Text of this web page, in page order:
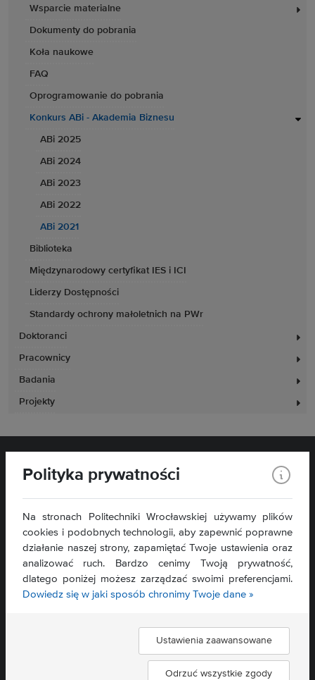
Wsparcie materialne
Dokumenty do pobrania
Koła naukowe
FAQ
Oprogramowanie do pobrania
Konkurs ABi - Akademia Biznesu
ABi 2025
ABi 2024
ABi 2023
ABi 2022
ABi 2021
Biblioteka
Międzynarodowy certyfikat IES i ICI
Liderzy Dostępności
Standardy ochrony małoletnich na PWr
Doktoranci
Pracownicy
Badania
Projekty
Wydział Zarządzania
50-371 Wrocław
Mapa serwisu »
Polityka prywatności
Na stronach Politechniki Wrocławskiej używamy plików
cookies i podobnych technologii, aby zapewnić poprawne
działanie naszej strony, zapamiętać Twoje ustawienia oraz
analizować ruch. Bardzo cenimy Twoją prywatność,
dlatego poniżej możesz zarządzać swoimi preferencjami.
Dowiedz się w jaki sposób chronimy Twoje dane »
Ustawienia zaawansowane
Odrzuć wszystkie zgody